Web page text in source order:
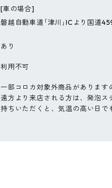
[車の場合]
磐越自動車道｢津川｣ICより国道
あり
利用不可
一部コロカ対象外商品があります
遠方より来店される方は、発泡
持ちいただくと、気温の高い日で